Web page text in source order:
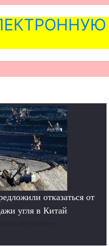
отказаться от
угля в Китай